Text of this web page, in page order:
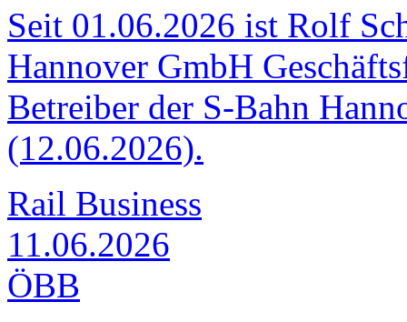
Seit 01.06.2026 ist Rolf
Hannover GmbH
Betreiber der S-Bahn
(12.06.2026).
Rail Business
11.06.2026
ÖBB